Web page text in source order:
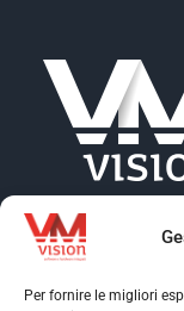
Per fornire le migliori